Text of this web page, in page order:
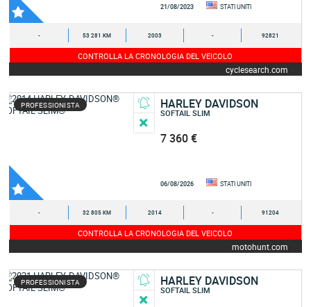
21/08/2023 STATI UNITI
- 53 281 KM 2003 - 92821
CONTROLLA LA CRONOLOGIA DEL VEICOLO
cyclesearch.com
PROFESSIONISTA HARLEY DAVIDSON
SOFTAIL SLIM
7 360 €
06/08/2026 STATI UNITI
- 32 805 KM 2014 - 91204
CONTROLLA LA CRONOLOGIA DEL VEICOLO
motohunt.com
PROFESSIONISTA HARLEY DAVIDSON
SOFTAIL SLIM